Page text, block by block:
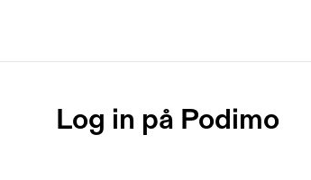
Log in på Podimo